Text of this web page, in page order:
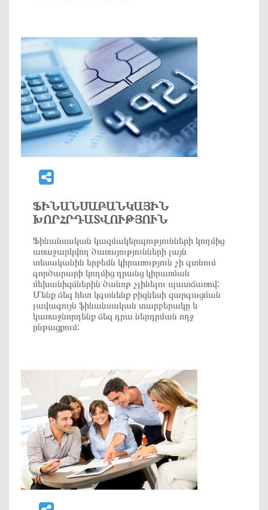
ՖԻՆԱՆՍԱԲԱՆԿԱՅԻՆ
ԽՈՐՀՐԴԱՏՎՈՒԹՅՈՒՆ
Ֆինանսական կազմակերպությունների կողմից
առաջարկվող ծառայությունների լայն
տեսականին երբեմն կիրառություն չի գտնում
գործարարի կողմից դրանց կիրառման
մեխանիզմներին ծանոթ չլինելու պատճառով:
Մենք ձեզ հետ կգտնենք բիզնեսի զարգացման
լավագույն ֆինանսական տարբերակը և
կառաջնորդենք ձեզ դրա ներդրման ողջ
ընթացքում: